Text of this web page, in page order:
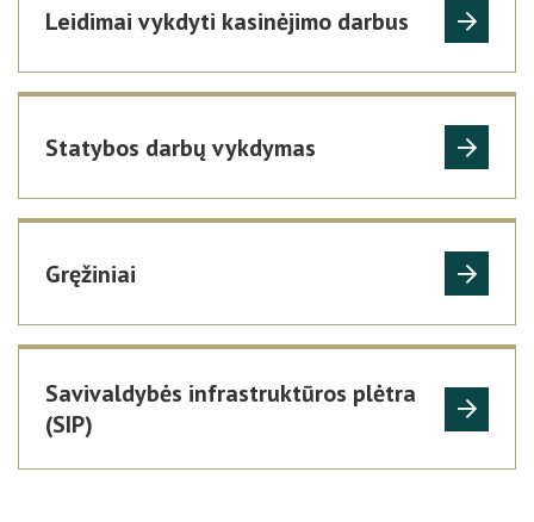
Leidimai vykdyti kasinėjimo darbus
Statybos darbų vykdymas
Gręžiniai
Savivaldybės infrastruktūros plėtra
(SIP)